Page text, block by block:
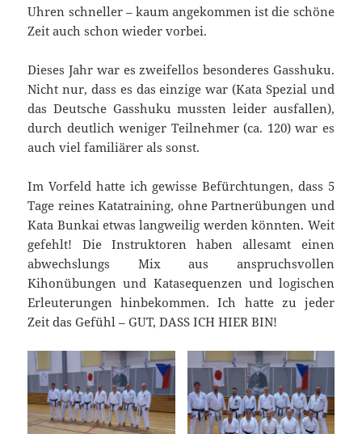
Uhren schneller – kaum angekommen ist die schöne
Zeit auch schon wieder vorbei.
Dieses Jahr war es zweifellos besonderes Gasshuku.
Nicht nur, dass es das einzige war (Kata Spezial und
das Deutsche Gasshuku mussten leider ausfallen),
durch deutlich weniger Teilnehmer (ca. 120) war es
auch viel familiärer als sonst.
Im Vorfeld hatte ich gewisse Befürchtungen, dass 5
Tage reines Katatraining, ohne Partnerübungen und
Kata Bunkai etwas langweilig werden könnten. Weit
gefehlt! Die Instruktoren haben allesamt einen
abwechslungs Mix aus anspruchsvollen
Kihonübungen und Katasequenzen und logischen
Erleuterungen hinbekommen. Ich hatte zu jeder
Zeit das Gefühl – GUT, DASS ICH HIER BIN!